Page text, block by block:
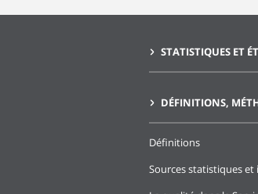
STATISTIQUES ET
DÉFINITIONS,
Définitions
Sources statistiques et